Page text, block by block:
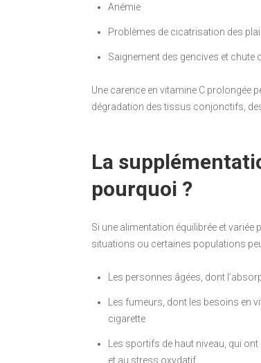
Anémie
Problèmes de cicatrisation des
Saignement des gencives et chute
Une carence en vitamine C prolongée
dégradation des tissus conjonctifs,
La
pourquoi ?
Si une alimentation équilibrée et
situations ou certaines populations
Les personnes âgées, dont
Les fumeurs, dont les besoins en
cigarette
Les sportifs de haut niveau, qui
et au stress oxydatif